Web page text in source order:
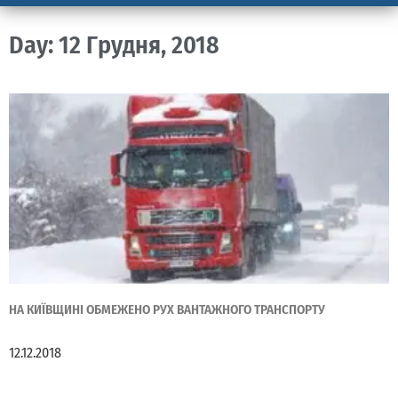
Day: 12 Грудня, 2018
НА КИЇВЩИНІ ОБМЕЖЕНО РУХ ВАНТАЖНОГО ТРАНСПОРТУ
12.12.2018